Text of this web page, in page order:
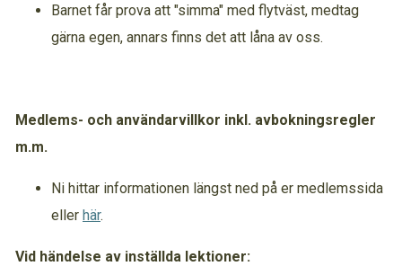
Barnet får prova att "simma" med flytväst, medtag
gärna egen, annars finns det att låna av oss.
Medlems- och användarvillkor inkl. avbokningsregler
m.m.
Ni hittar informationen längst ned på er medlemssida
eller här.
Vid händelse av inställda lektioner: